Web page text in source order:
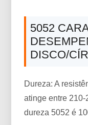
5052
DISCO/
Dureza: A
atinge entre
dureza 5052 é